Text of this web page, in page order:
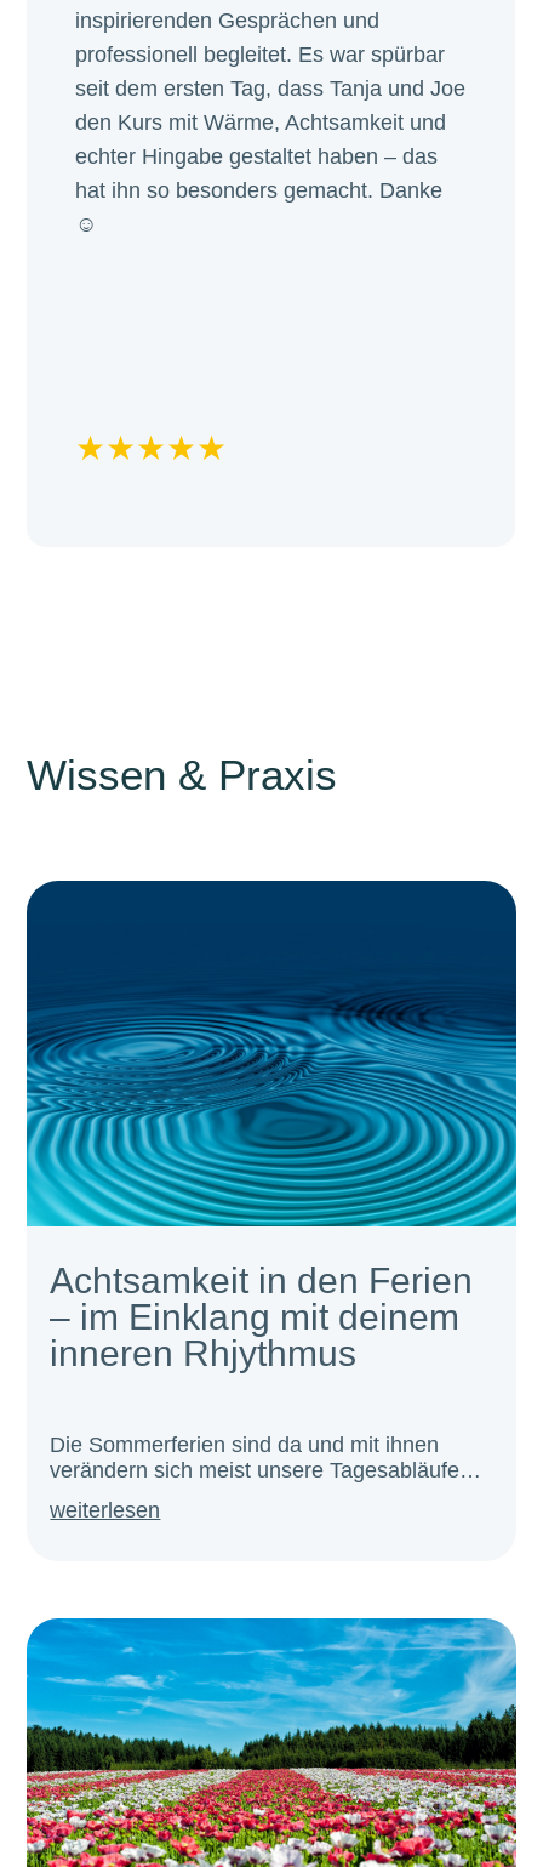
★★★★★
inspirierenden Gesprächen und
professionell begleitet. Es war spürbar
seit dem ersten Tag, dass Tanja und Joe
den Kurs mit Wärme, Achtsamkeit und
echter Hingabe gestaltet haben – das
hat ihn so besonders gemacht. Danke
☺️
Wissen & Praxis
Achtsamkeit in den Ferien
– im Einklang mit deinem
inneren Rhjythmus
Die Sommerferien sind da und mit ihnen
verändern sich meist unsere Tagesabläufe…
weiterlesen